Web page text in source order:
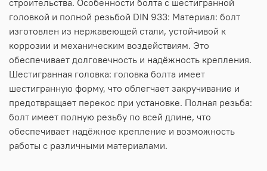
головкой и полной резьбой DIN 933: Материал: болт
изготовлен из нержавеющей стали, устойчивой к
коррозии и механическим воздействиям. Это
обеспечивает долговечность и надёжность крепления.
Шестигранная головка: головка болта имеет
шестигранную форму, что облегчает закручивание и
предотвращает перекос при установке. Полная резьба:
болт имеет полную резьбу по всей длине, что
обеспечивает надёжное крепление и возможность
работы с различными материалами.